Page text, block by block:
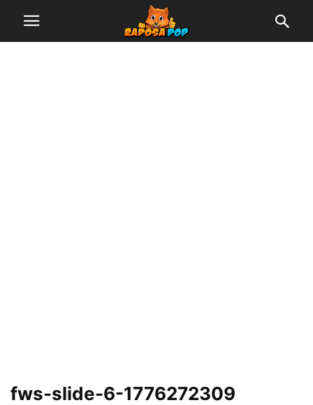
fws-slide-6-1776272309